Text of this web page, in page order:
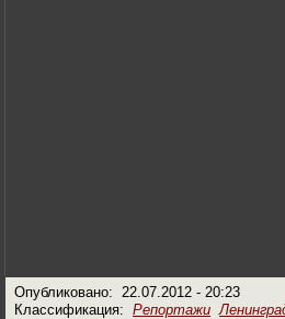
Опубликовано: 22.07.2012 - 20:23
Классификация: Репортажи